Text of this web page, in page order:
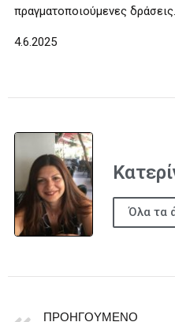
πραγματοποιούμενες δράσεις.
4.6.2025
Όλα τα
ΠΡΟΗΓΟΎΜΕΝΟ